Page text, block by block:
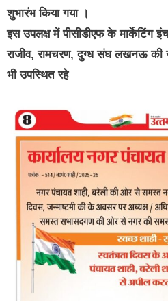
शुभारंभ किया गया ।
इस उपलक्ष में पीसीडीएफ के मार्केटिंग
राजीव, रामचरण, दुग्ध संघ लखनऊ की
भी उपस्थित रहे